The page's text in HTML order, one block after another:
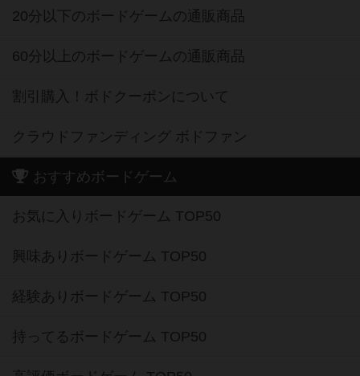
20分以下のボードゲームの通販商品
60分以上のボードゲームの通販商品
割引購入！ボドクーポンについて
クラウドファンディング ボドファン
おすすめボードゲーム
お気に入りボードゲーム TOP50
興味ありボードゲーム TOP50
経験ありボードゲーム TOP50
持ってるボードゲーム TOP50